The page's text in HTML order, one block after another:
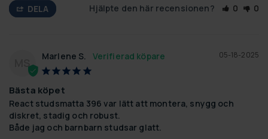
DELA Hjälpte den här recensionen? 0 0
MS
05-18-2025
Marlene S.
Bästa köpet
React studsmatta 396 var lätt att montera, snygg och
diskret, stadig och robust.
Både jag och barnbarn studsar glatt.